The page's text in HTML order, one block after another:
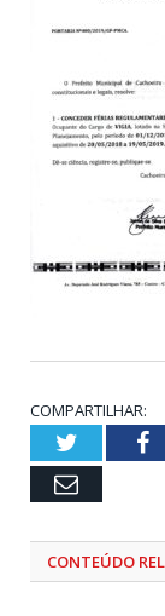
COMPARTILHAR:
Twitter
Email
CONTEÚDO